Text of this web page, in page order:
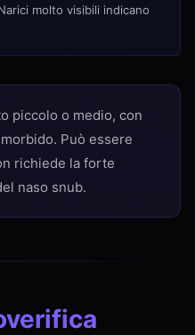
molto visibili indicano
piccolo o medio, con
Può essere
richiede la forte
naso snub.